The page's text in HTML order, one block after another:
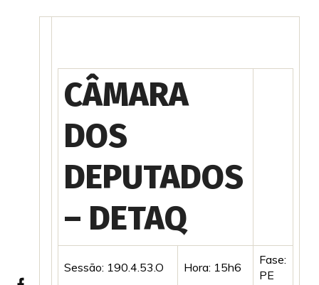
CÂMARA
DOS
DEPUTADOS
– DETAQ
Sessão: 190.4.53.O Hora: 15h6
Fase:
PE